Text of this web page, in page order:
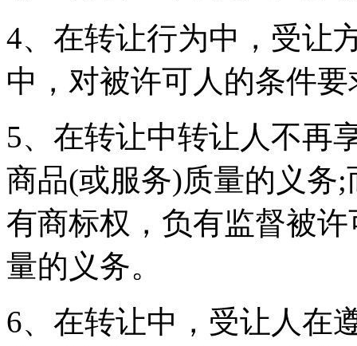
4、在转让行为中，受让
中，对被许可人的条
5、在转让中转让人不再
商品(或服务)质量的义务
有商标权，负有监督被
量的义务。
6、在转让中，受让人在